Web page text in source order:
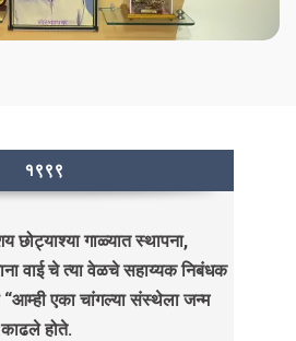
१९९९
छोट्याश्या गाळ्यात स्थापना,
वाई चे त्या वेळचे सहाय्यक निबंधक
एका चांगल्या संस्थेला जन्म
होते.